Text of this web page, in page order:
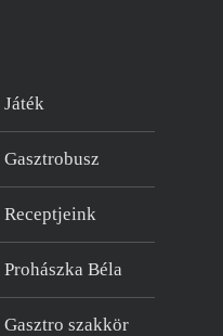
Játék
Gasztrobusz
Receptjeink
Prohászka Béla
Gasztro szakkör